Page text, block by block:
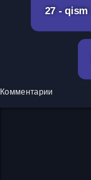
27 - qism
Комментарии